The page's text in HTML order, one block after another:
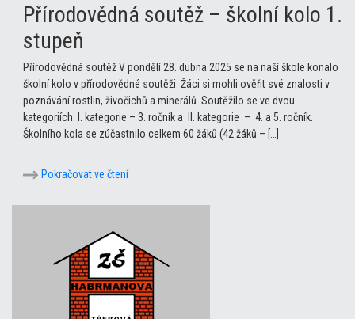
Přírodovědná soutěž – školní kolo 1.
stupeň
Přírodovědná soutěž V pondělí 28. dubna 2025 se na naší škole konalo
školní kolo v přírodovědné soutěži. Žáci si mohli ověřit své znalosti v
poznávání rostlin, živočichů a minerálů. Soutěžilo se ve dvou
kategoriích: I. kategorie – 3. ročník a II. kategorie – 4. a 5. ročník.
Školního kola se zúčastnilo celkem 60 žáků (42 žáků – […]
Pokračovat ve čtení